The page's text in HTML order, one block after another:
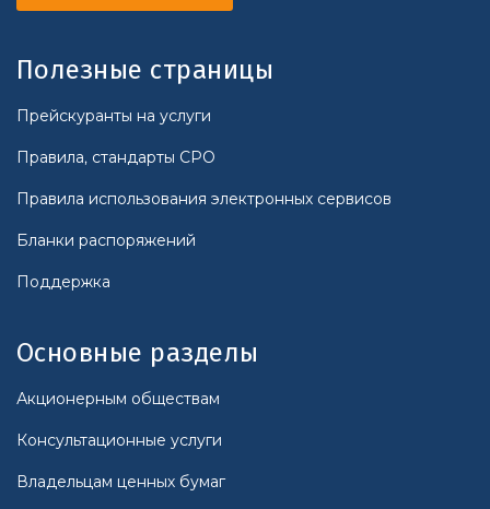
Полезные страницы
Прейскуранты на услуги
Правила, стандарты СРО
Правила использования электронных сервисов
Бланки распоряжений
Поддержка
Основные разделы
Акционерным обществам
Консультационные услуги
Владельцам ценных бумаг